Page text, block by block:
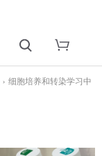
› 细胞培养和转染学习中